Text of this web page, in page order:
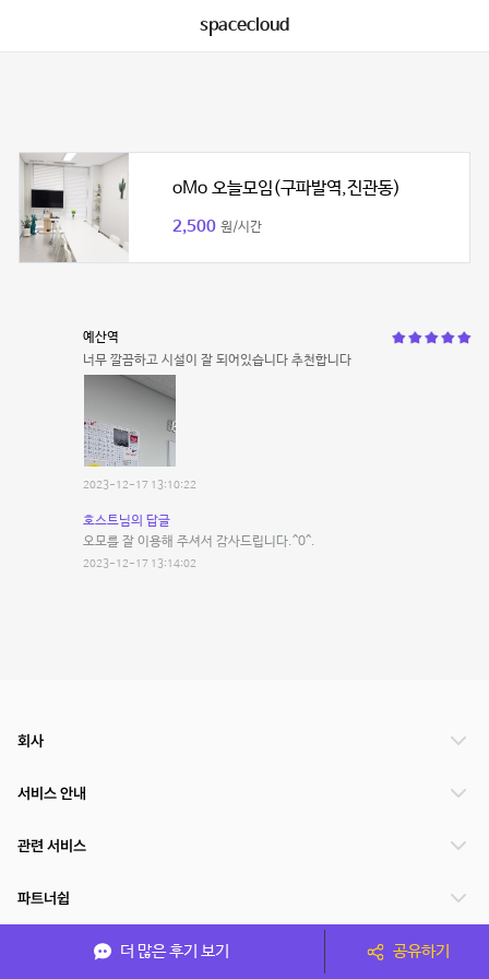
spacecloud
oMo 오늘모임(구파발역,진관동)
2,500 원/시간
예산역
너무 깔끔하고 시설이 잘 되어있습니다 추천합니다
2023-12-17 13:10:22
호스트님의 답글
오모를 잘 이용해 주셔서 감사드립니다.^0^.
2023-12-17 13:14:02
더 많은 후기 보기 공유하기
회사
서비스 안내
관련 서비스
파트너쉽
서비스 제공 국가